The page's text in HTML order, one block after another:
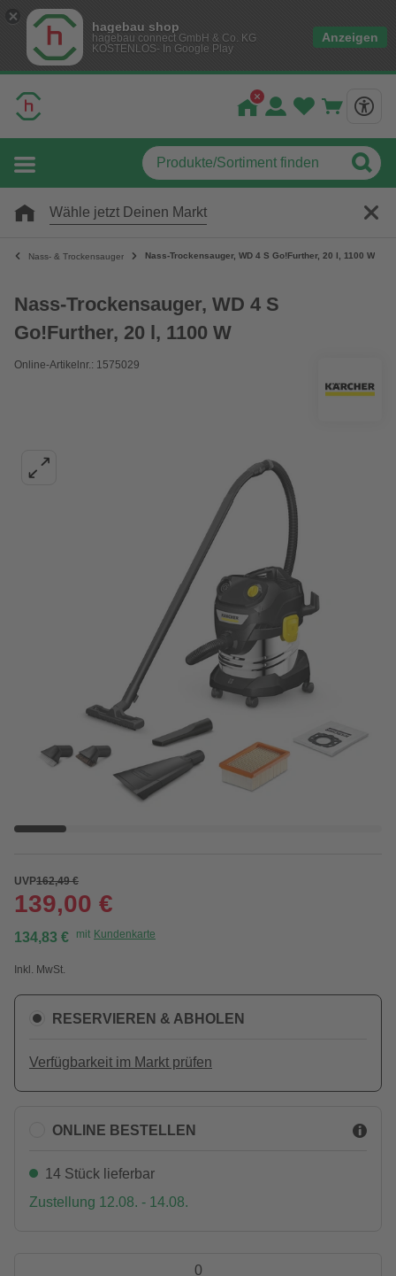
hagebau shop
hagebau connect GmbH & Co. KG
KOSTENLOS- In Google Play
Anzeigen
Wähle jetzt Deinen Markt
Nass- & Trockensauger Nass-Trockensauger, WD 4 S Go!Further, 20 l, 1100 W
Nass-Trockensauger, WD 4 S
Go!Further, 20 l, 1100 W
Online-Artikelnr.: 1575029
UVP162,49 €
139,00 €
134,83 € mit Kundenkarte
Inkl. MwSt.
RESERVIEREN & ABHOLEN
Verfügbarkeit im Markt prüfen
ONLINE BESTELLEN
14 Stück lieferbar
Zustellung 12.08. - 14.08.